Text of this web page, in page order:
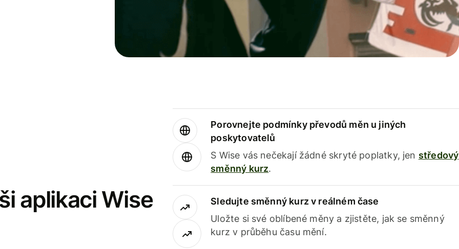
aplikaci Wise
Porovnejte podmínky převodů měn u jiných
poskytovatelů
S Wise vás nečekají žádné skryté poplatky, jen středový
směnný kurz.
Sledujte směnný kurz v reálném čase
Uložte si své oblíbené měny a zjistěte, jak se směnný
kurz v průběhu času mění.